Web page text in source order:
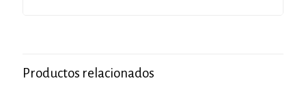
Productos relacionados